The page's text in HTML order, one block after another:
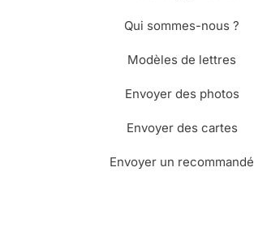
Qui sommes-nous ?
Modèles de lettres
Envoyer des photos
Envoyer des cartes
Envoyer un recommandé